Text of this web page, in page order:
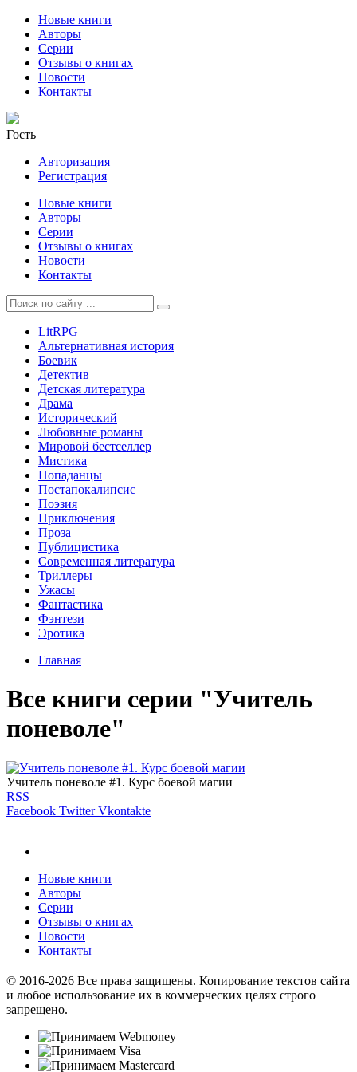
Новые книги
Авторы
Серии
Отзывы о книгах
Новости
Контакты
Гость
Авторизация
Регистрация
Новые книги
Авторы
Серии
Отзывы о книгах
Новости
Контакты
LitRPG
Альтернативная история
Боевик
Детектив
Детская литература
Драма
Исторический
Любовные романы
Мировой бестселлер
Мистика
Попаданцы
Постапокалипсис
Поэзия
Приключения
Проза
Публицистика
Современная литература
Триллеры
Ужасы
Фантастика
Фэнтези
Эротика
Главная
Все книги серии "Учитель
поневоле"
Учитель поневоле #1. Курс боевой магии
RSS
Facebook Twitter Vkontakte
Новые книги
Авторы
Серии
Отзывы о книгах
Новости
Контакты
© 2016-2026 Все права защищены. Копирование текстов сайта
и любое использование их в коммерческих целях строго
запрещено.